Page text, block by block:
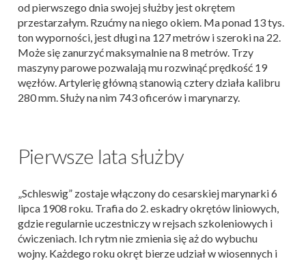
od pierwszego dnia swojej służby jest okrętem
przestarzałym. Rzućmy na niego okiem. Ma ponad 13 tys.
ton wyporności, jest długi na 127 metrów i szeroki na 22.
Może się zanurzyć maksymalnie na 8 metrów. Trzy
maszyny parowe pozwalają mu rozwinąć prędkość 19
węzłów. Artylerię główną stanowią cztery działa kalibru
280 mm. Służy na nim 743 oficerów i marynarzy.
Pierwsze lata służby
„Schleswig” zostaje włączony do cesarskiej marynarki 6
lipca 1908 roku. Trafia do 2. eskadry okrętów liniowych,
gdzie regularnie uczestniczy w rejsach szkoleniowych i
ćwiczeniach. Ich rytm nie zmienia się aż do wybuchu
wojny. Każdego roku okręt bierze udział w wiosennych i